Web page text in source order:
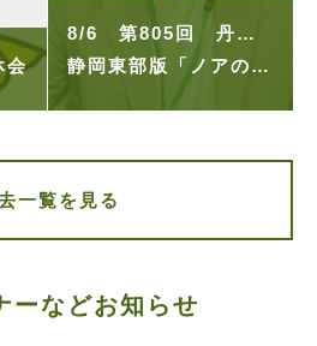
会
8/6 第805回 丹羽智
静岡東部版「ノアの方舟」～フードバンクぬまづ・駿河湾の組～
一覧を見る
ーなどお知らせ